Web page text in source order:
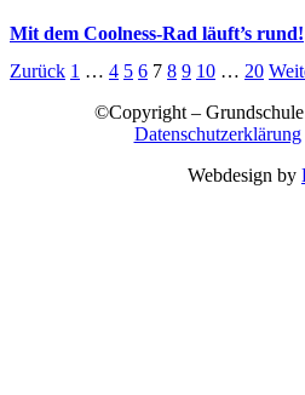
Mit dem Coolness-Rad läuft’s rund!
Zurück 1 … 4 5 6 7 8 9 10 … 20
©Copyright –
Datenschutzerklärung
Webdesign by